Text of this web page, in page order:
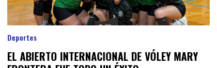
EL ABIERTO INTERNACIONAL DE VÓLEY MARY
Deportes